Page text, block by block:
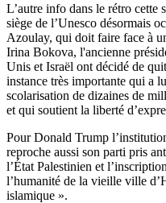
L’autre info dans le rétro cette
siège de l’Unesco désormais
Azoulay, qui doit faire face à
Irina Bokova, l'ancienne
Unis et Israël ont décidé de
instance très importante qui a
scolarisation de dizaines de
et qui soutient la liberté
Pour Donald Trump
reproche aussi son parti pris
l’État Palestinien et
l’humanité de la vieille ville
islamique ».